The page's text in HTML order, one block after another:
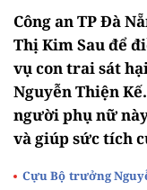
Công an TP Đà
Thị Kim Sau để
vụ con trai sát
Nguyễn Thiện
người phụ nữ
và giúp sức tích
Cựu Bộ trưởng